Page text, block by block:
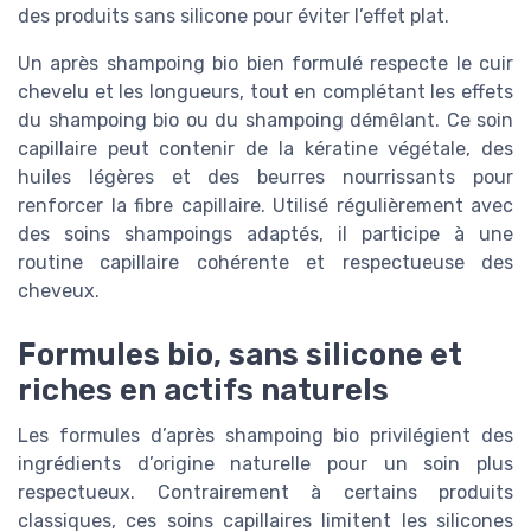
des produits sans silicone pour éviter l’effet plat.
Un après shampoing bio bien formulé respecte le cuir
chevelu et les longueurs, tout en complétant les effets
du shampoing bio ou du shampoing démêlant. Ce soin
capillaire peut contenir de la kératine végétale, des
huiles légères et des beurres nourrissants pour
renforcer la fibre capillaire. Utilisé régulièrement avec
des soins shampoings adaptés, il participe à une
routine capillaire cohérente et respectueuse des
cheveux.
Formules bio, sans silicone et
riches en actifs naturels
Les formules d’après shampoing bio privilégient des
ingrédients d’origine naturelle pour un soin plus
respectueux. Contrairement à certains produits
classiques, ces soins capillaires limitent les silicones